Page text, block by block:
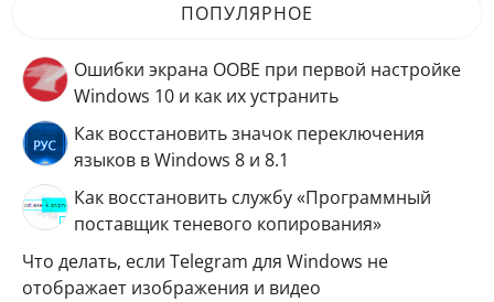
ПОПУЛЯРНОЕ
Ошибки экрана OOBE при первой настройке
Windows 10 и как их устранить
Как восстановить значок переключения
языков в Windows 8 и 8.1
Как восстановить службу «Программный
поставщик теневого копирования»
Что делать, если Telegram для Windows не
отображает изображения и видео